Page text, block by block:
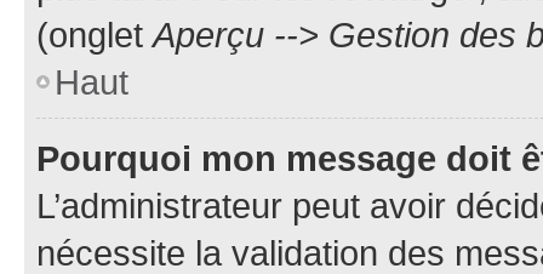
(ongletAperçu --> Gestion des
Haut
Pourquoi mon message doit
L’administrateur peut avoir
nécessite la validation des